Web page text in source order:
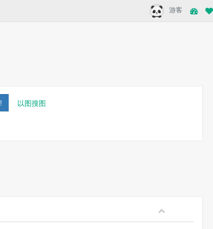
游客
以图搜图